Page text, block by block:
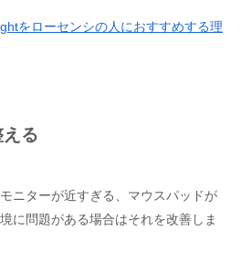
をローセンシの人におすすめする理
る
ニターが近すぎる、マウスパッドが
に問題がある場合はそれを改善しま